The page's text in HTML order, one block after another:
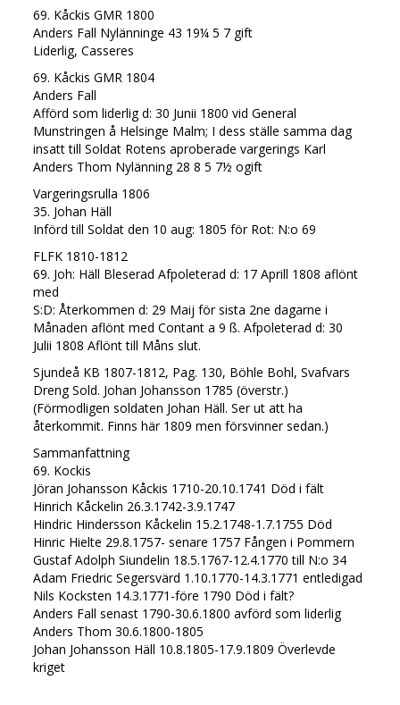
69. Kåckis GMR 1800
Anders Fall Nylänninge 43 19¼ 5 7 gift
Liderlig, Casseres
69. Kåckis GMR 1804
Anders Fall
Afförd som liderlig d: 30 Junii 1800 vid General
Munstringen å Helsinge Malm; I dess ställe samma dag
insatt till Soldat Rotens aproberade vargerings Karl
Anders Thom Nylänning 28 8 5 7½ ogift
Vargeringsrulla 1806
35. Johan Häll
Införd till Soldat den 10 aug: 1805 för Rot: N:o 69
FLFK 1810-1812
69. Joh: Häll Bleserad Afpoleterad d: 17 Aprill 1808 aflönt
med
S:D: Återkommen d: 29 Maij för sista 2ne dagarne i
Månaden aflönt med Contant a 9 ß. Afpoleterad d: 30
Julii 1808 Aflönt till Måns slut.
Sjundeå KB 1807-1812, Pag. 130, Böhle Bohl, Svafvars
Dreng Sold. Johan Johansson 1785 (överstr.)
(Förmodligen soldaten Johan Häll. Ser ut att ha
återkommit. Finns här 1809 men försvinner sedan.)
Sammanfattning
69. Kockis
Jöran Johansson Kåckis 1710-20.10.1741 Död i fält
Hinrich Kåckelin 26.3.1742-3.9.1747
Hindric Hindersson Kåckelin 15.2.1748-1.7.1755 Död
Hinric Hielte 29.8.1757- senare 1757 Fången i Pommern
Gustaf Adolph Siundelin 18.5.1767-12.4.1770 till N:o 34
Adam Friedric Segersvärd 1.10.1770-14.3.1771 entledigad
Nils Kocksten 14.3.1771-före 1790 Död i fält?
Anders Fall senast 1790-30.6.1800 avförd som liderlig
Anders Thom 30.6.1800-1805
Johan Johansson Häll 10.8.1805-17.9.1809 Överlevde
kriget